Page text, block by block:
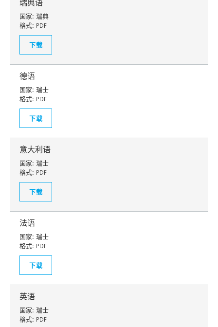
瑞典语
国家: 瑞典
格式: PDF
下载
德语
国家: 瑞士
格式: PDF
下载
意大利语
国家: 瑞士
格式: PDF
下载
法语
国家: 瑞士
格式: PDF
下载
英语
国家: 瑞士
格式: PDF